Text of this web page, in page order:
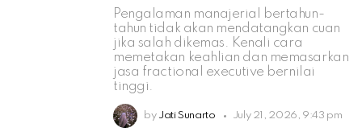
Pengalaman manajerial bertahun-
tahun tidak akan mendatangkan cuan
jika salah dikemas. Kenali cara
memetakan keahlian dan memasarkan
jasa fractional executive bernilai
tinggi.
by Jati Sunarto July 21, 2026, 9:43 pm